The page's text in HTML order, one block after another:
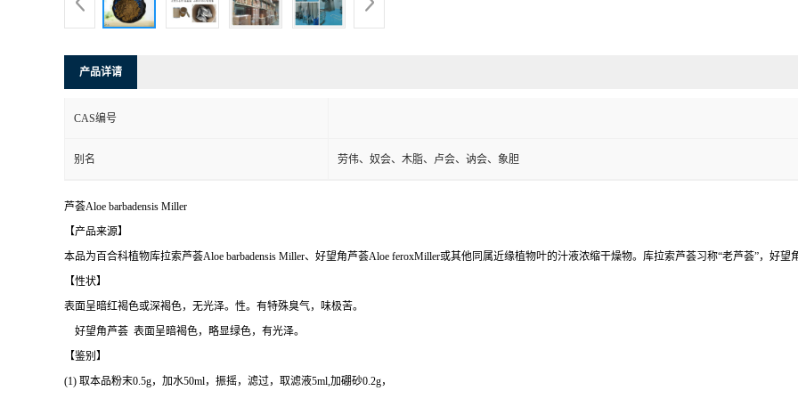
产品详请
CAS编号
别名 劳伟、奴会、木脂、卢会、讷会、象胆
芦荟Aloe barbadensis Miller
【产品来源】
本品为百合科植物库拉索芦荟Aloe barbadensis Miller、好望角芦荟Aloe feroxMiller或其他同属近缘植物叶的汁液浓缩干燥物。库拉索芦荟习称“老芦荟”，好望
【性状】
表面呈暗红褐色或深褐色，无光泽。性。有特殊臭气，味极苦。
好望角芦荟 表面呈暗褐色，略显绿色，有光泽。
【鉴别】
(1) 取本品粉末0.5g，加水50ml，振摇，滤过，取滤液5ml,加硼砂0.2g，